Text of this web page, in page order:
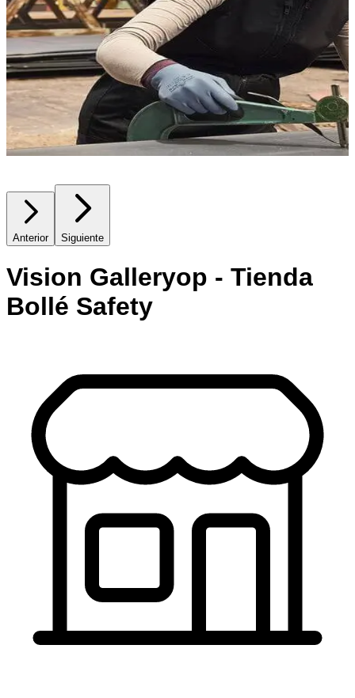
Anterior Siguiente
Vision Galleryop - Tienda
Bollé Safety